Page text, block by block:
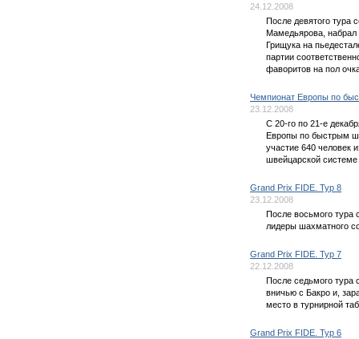
24.12.2008
После девятого тура
Мамедьярова, набрал
Грищука на
партии
фаворитов на пол
Чемпионат Европы по
23.12.2008
С 20-го по 21-е
Европы по быстрым
участие 640 человек
швейцарской системе
Grand Prix FIDE. Тур 8
23.12.2008
После восьмого тура
лидеры шахматного
Grand Prix FIDE. Тур 7
22.12.2008
После седьмого тура
вничью с Бакро и,
место в турнирной
Grand Prix FIDE. Тур 6